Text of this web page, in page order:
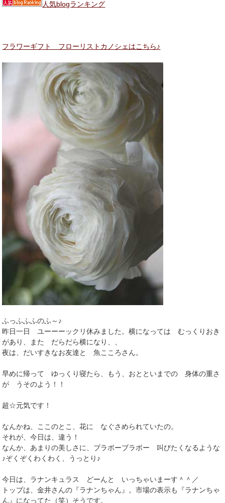
人気blogランキング
フラワーギフト フローリストカノシェはこちら♪
ふっふふふのふ～♪
昨日一日 ユーーーックリ休みました。横になっては むっくりおき
があり、また だらだら横になり、、
夜は、だいすきなお友達と 魚こころさん。
早めに帰って ゆっくり寝たら、もう、おとといまでの 身体の重さ
が うそのよう！！
超☆元気です！
なんかね、ここのとこ、花に なぐさめられていたの。
それが、今日は、違う！
なんか、あまりの美しさに、ブラボーブラボー 叫びたくなるような
♪ぞくぞくわくわく、うっとり♪
今日は、ラナンキュラス どーんと いっちゃいまーす＾＾／
トップは、金井さんの『ラナンちゃん』。市場の表示も『ラナンちゃ
ん』になってた（笑）そうです。